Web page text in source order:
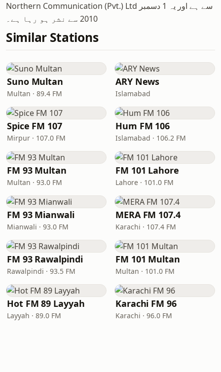
Northern Communication (Pvt.) Ltd سے ہے اور یہ 1 دسمبر
2010 سے نشر ہو رہا ہے۔
Similar Stations
Suno Multan
Multan · 89.4 FM
ARY News
Islamabad
Spice FM 107
Mirpur · 107.0 FM
Hum FM 106
Islamabad · 106.2 FM
FM 93 Multan
Multan · 93.0 FM
FM 101 Lahore
Lahore · 101.0 FM
FM 93 Mianwali
Mianwali · 93.0 FM
MERA FM 107.4
Karachi · 107.4 FM
FM 93 Rawalpindi
Rawalpindi · 93.5 FM
FM 101 Multan
Multan · 101.0 FM
Hot FM 89 Layyah
Layyah · 89.0 FM
Karachi FM 96
Karachi · 96.0 FM